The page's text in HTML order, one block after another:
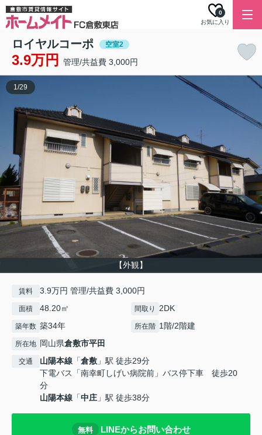
お気に入り
0
ロイヤルコーポ 空室2
3.9万円 管理/共益費 3,000円
【外観】
1/29
賃料 3.9万円 管理/共益費 3,000円
面積 48.20㎡ 間取り 2DK
築年数 築34年 所在階 1階/2階建
所在地 岡山県倉敷市平田
交通 山陽本線 「倉敷 」駅 徒歩29分
下電バス「南幸町しげい病院前」バス停下車 徒歩20
分
山陽本線 「中庄 」駅 徒歩38分
無料 LINEからお問い合わせ